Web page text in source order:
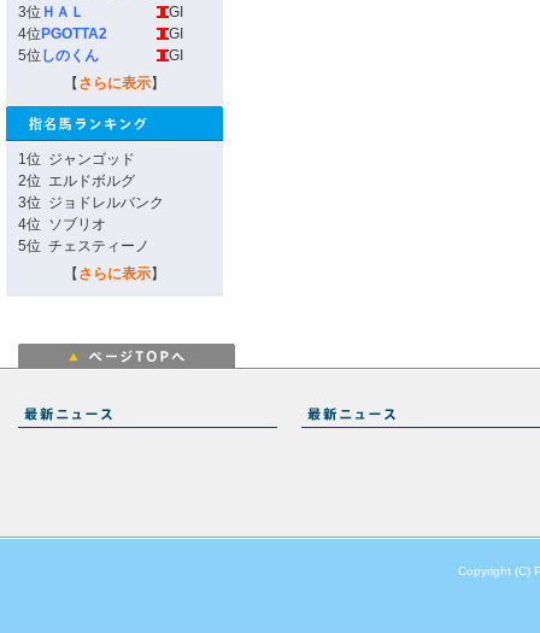
3位 ＨＡＬ
GI
4位 PGOTTA2
GI
5位 しのくん
GI
【 さらに表示】
1位 ジャンゴッド
2位 エルドボルグ
3位 ジョドレルバンク
4位 ソブリオ
5位 チェスティーノ
【 さらに表示】
Copyright (C)